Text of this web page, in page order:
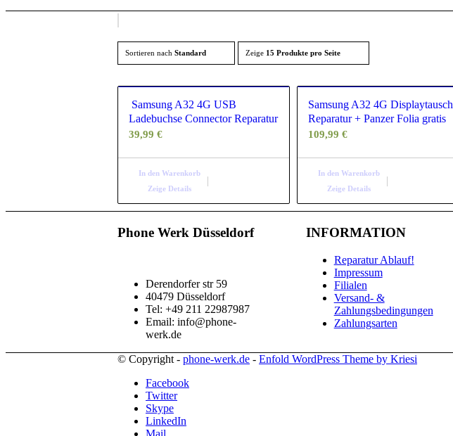
Sortieren nach Standard Zeige 15 Produkte pro Seite
Samsung A32 4G USB
Ladebuchse Connector Reparatur
39,99 €
In den Warenkorb
Zeige Details
Samsung A32 4G Displaytausch
Reparatur + Panzer Folia gratis
109,99€
In den Warenkorb
Zeige Details
Phone Werk Düsseldorf
Derendorfer str 59
40479 Düsseldorf
Tel: +49 211 22987987
Email: info@phone-
werk.de
INFORMATION
Reparatur Ablauf!
Impressum
Filialen
Versand- &
Zahlungsbedingungen
Zahlungsarten
© Copyright - phone-werk.de - Enfold WordPress Theme by Kriesi
Facebook
Twitter
Skype
LinkedIn
Mail